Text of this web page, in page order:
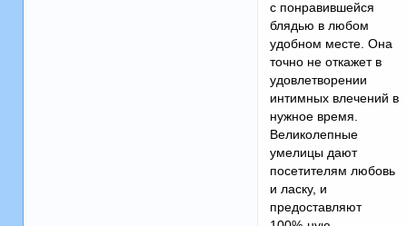
с понравившейся
блядью в любом
удобном месте. Она
точно не откажет в
удовлетворении
интимных влечений в
нужное время.
Великолепные
умелицы дают
посетителям любовь
и ласку, и
предоставляют